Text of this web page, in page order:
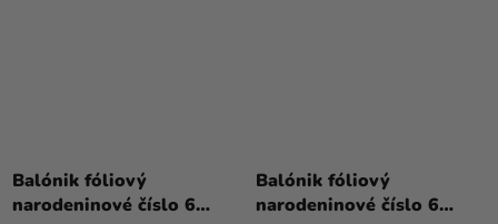
Balónik fóliový
narodeninové číslo 6
Balónik fóliový
narodeninové číslo 6